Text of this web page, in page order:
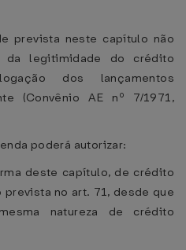
prevista neste capítulo não
da legitimidade do crédito
dos lançamentos
(Convênio AE nº 7/1971,
poderá autorizar:
deste capítulo, de crédito
prevista no art. 71, desde que
natureza de crédito